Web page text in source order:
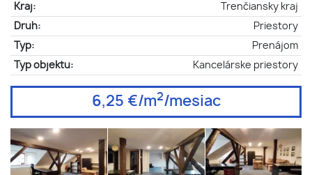
Kraj:
Trenčiansky kraj
Druh:
Priestory
Typ:
Prenájom
Typ objektu:
Kancelárske priestory
6,25 €/m2/mesiac